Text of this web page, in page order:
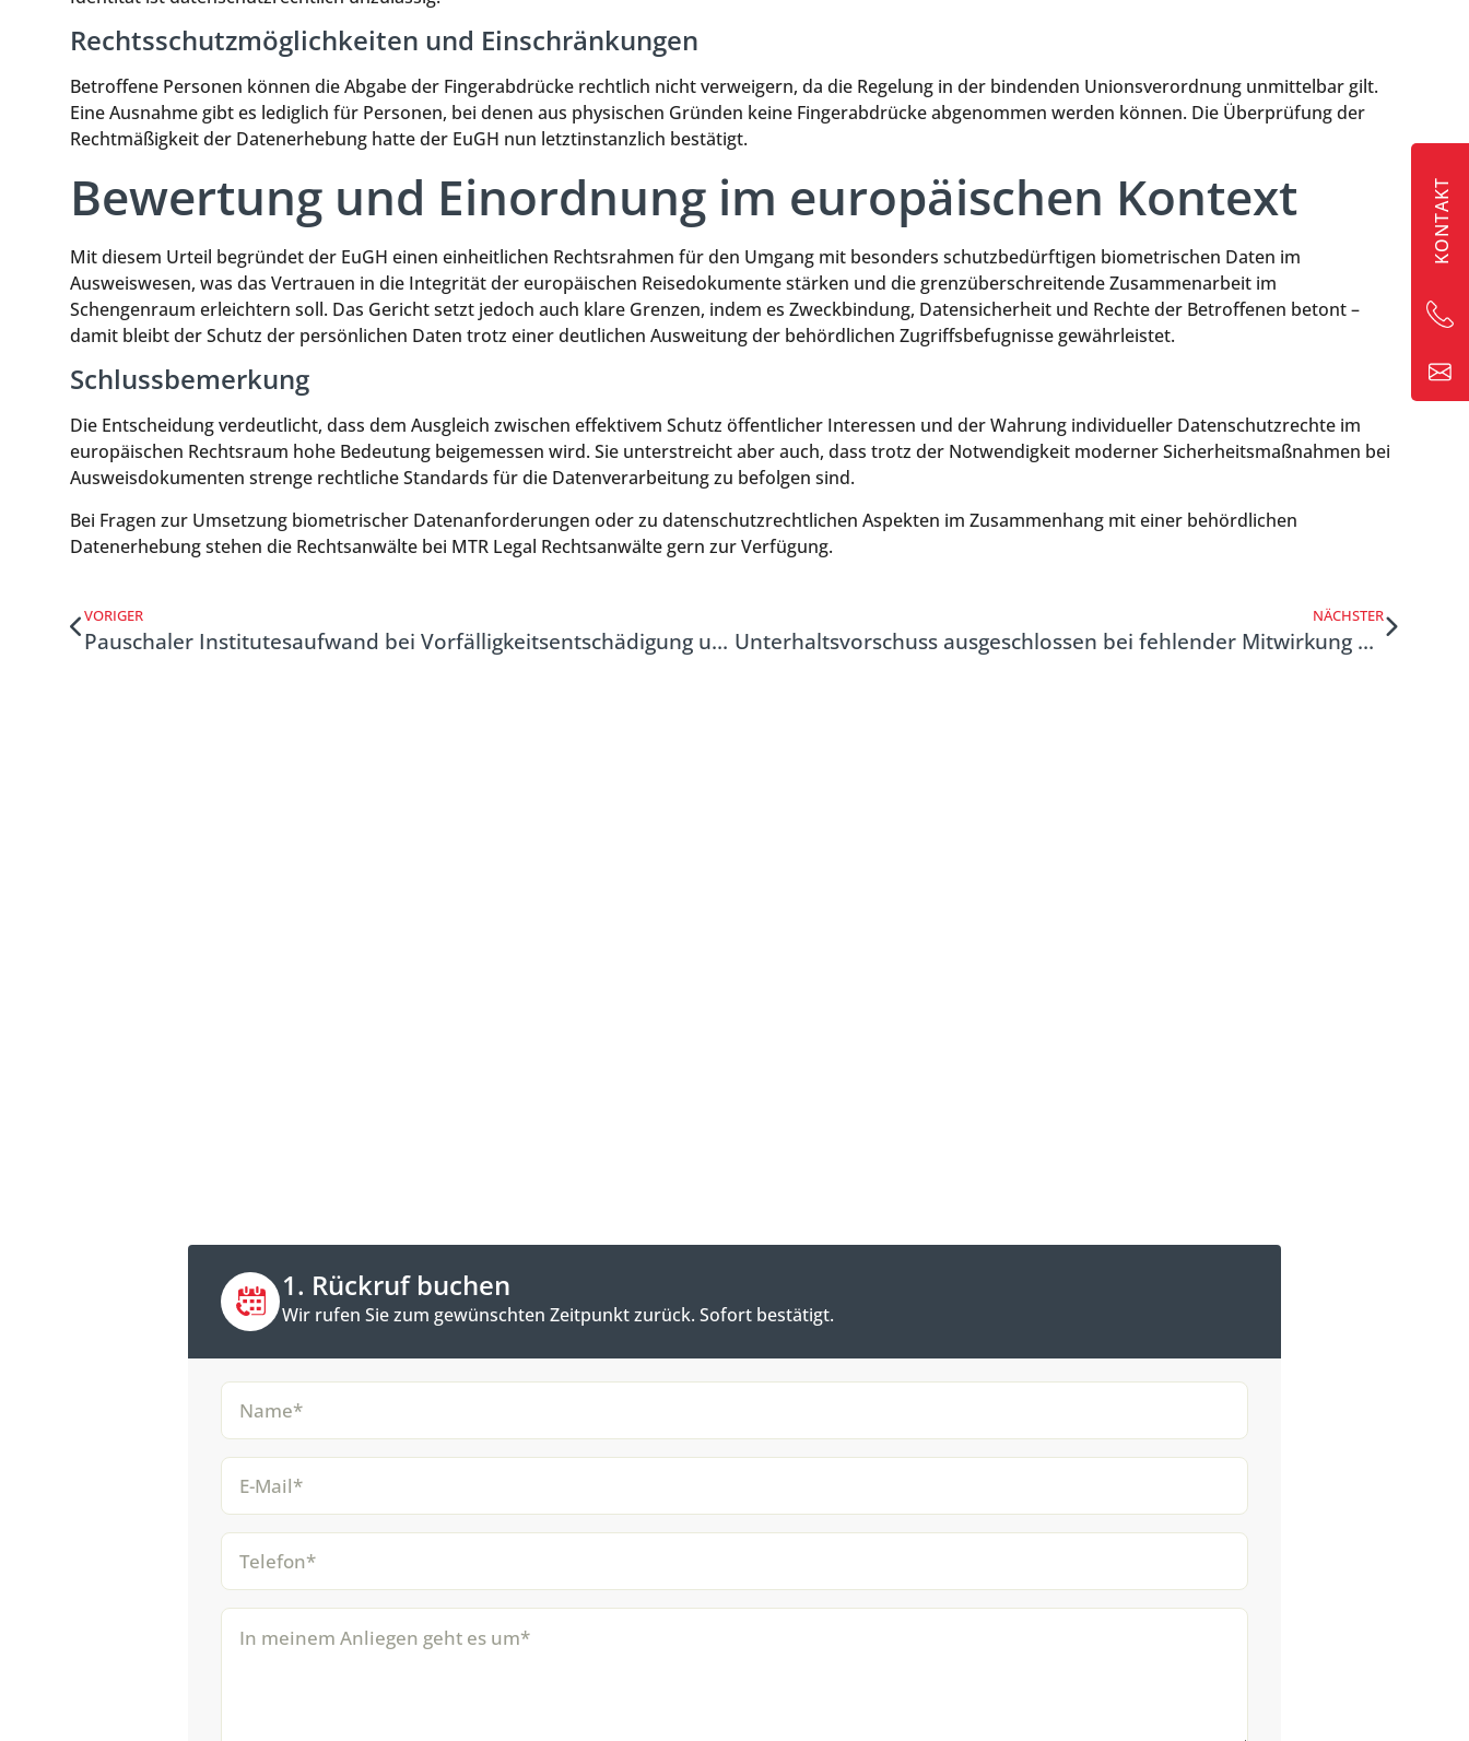
Rechtsschutzmöglichkeiten und Einschränkungen
Betroffene Personen können die Abgabe der Fingerabdrücke rechtlich nicht verweigern, da die Regelung in der bindenden Unionsverordnung unmittelbar gilt.
Eine Ausnahme gibt es lediglich für Personen, bei denen aus physischen Gründen keine Fingerabdrücke abgenommen werden können. Die Überprüfung der
Rechtmäßigkeit der Datenerhebung hatte der EuGH nun letztinstanzlich bestätigt.
Bewertung und Einordnung im europäischen Kontext
Mit diesem Urteil begründet der EuGH einen einheitlichen Rechtsrahmen für den Umgang mit besonders schutzbedürftigen biometrischen Daten im
Ausweiswesen, was das Vertrauen in die Integrität der europäischen Reisedokumente stärken und die grenzüberschreitende Zusammenarbeit im
Schengenraum erleichtern soll. Das Gericht setzt jedoch auch klare Grenzen, indem es Zweckbindung, Datensicherheit und Rechte der Betroffenen betont –
damit bleibt der Schutz der persönlichen Daten trotz einer deutlichen Ausweitung der behördlichen Zugriffsbefugnisse gewährleistet.
Schlussbemerkung
Die Entscheidung verdeutlicht, dass dem Ausgleich zwischen effektivem Schutz öffentlicher Interessen und der Wahrung individueller Datenschutzrechte im
europäischen Rechtsraum hohe Bedeutung beigemessen wird. Sie unterstreicht aber auch, dass trotz der Notwendigkeit moderner Sicherheitsmaßnahmen bei
Ausweisdokumenten strenge rechtliche Standards für die Datenverarbeitung zu befolgen sind.
Bei Fragen zur Umsetzung biometrischer Datenanforderungen oder zu datenschutzrechtlichen Aspekten im Zusammenhang mit einer behördlichen
Datenerhebung stehen die Rechtsanwälte bei MTR Legal Rechtsanwälte gern zur Verfügung.
VORIGER
Pauschaler Institutesaufwand bei Vorfälligkeitsentschädigung unzulässig
NÄCHSTER
Unterhaltsvorschuss ausgeschlossen bei fehlender Mitwirkung der Mutter
1. Rückruf buchen
Wir rufen Sie zum gewünschten Zeitpunkt zurück. Sofort bestätigt.
KONTAKT